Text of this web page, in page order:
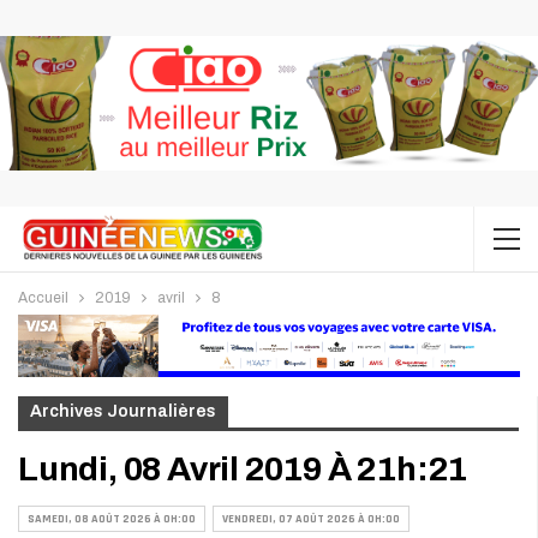
Accueil 2019 avril 8
Archives Journalières
Lundi, 08 Avril 2019 À 21h:21
SAMEDI, 08 AOÛT 2026 À 0H:00 VENDREDI, 07 AOÛT 2026 À 0H:00